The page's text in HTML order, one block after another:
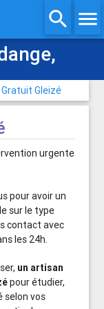
search menu
Gratuit Gleizé
urgente
pour avoir un
sur le type
contact avec
les 24h.
un artisan
pour étudier,
selon vos